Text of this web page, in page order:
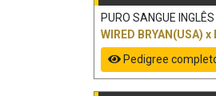
PURO SANGUE
WIRED BRYAN(USA) x
Pedigree